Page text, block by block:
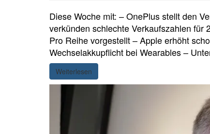
Diese Woche mit: – OnePlus stellt den
verkünden schlechte Verkaufszahlen für
Pro Reihe vorgestellt – Apple erhöht
Wechselakkupflicht bei Wearables –
Weiterlesen